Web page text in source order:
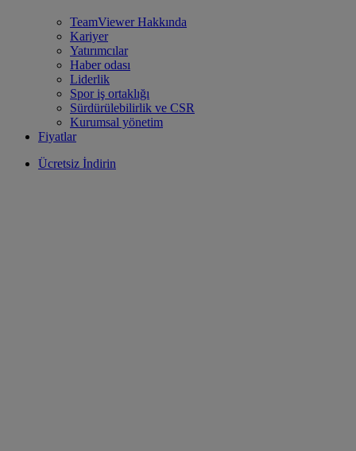
TeamViewer Hakkında
Kariyer
Yatırımcılar
Haber odası
Liderlik
Spor iş ortaklığı
Sürdürülebilirlik ve CSR
Kurumsal yönetim
Fiyatlar
Ücretsiz İndirin